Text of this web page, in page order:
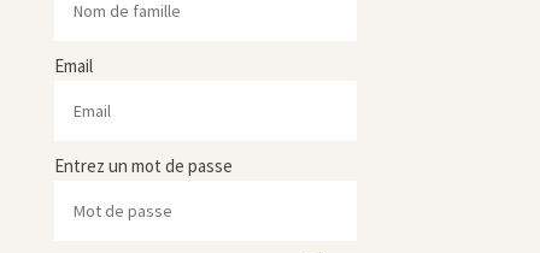
Email
Entrez un mot de passe